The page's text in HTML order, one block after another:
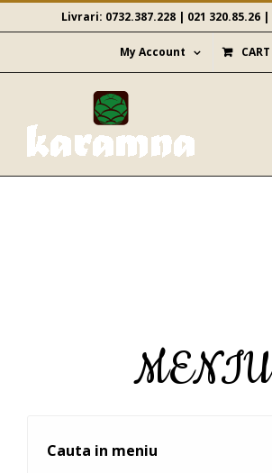
to
Livrari: 0732.387.228 | 021 320.85.26 |
My Account CART
MENIU
Cauta in meniu